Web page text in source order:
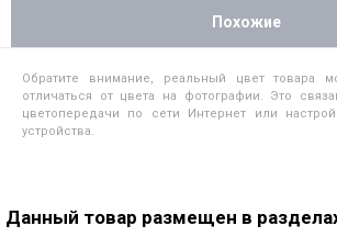
Похожие
Обратите внимание, реальный цвет товара
отличаться от цвета на фотографии. Это
цветопередачи по сети Интернет или
устройства.
Данный товар размещен в